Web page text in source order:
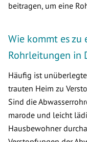
beitragen, um eine
Wie kommt es zu
Rohrleitungen in
Häufig ist
trauten Heim zu
Sind die
marode und leicht
Hausbewohner